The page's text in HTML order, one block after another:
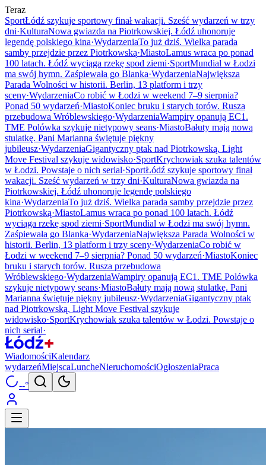
Teraz
SportŁódź szykuje sportowy finał wakacji. Sześć wydarzeń w trzy
dni·KulturaNowa gwiazda na Piotrkowskiej. Łódź uhonoruje
legendę polskiego kina·WydarzeniaTo już dziś. Wielka parada
samby przejdzie przez Piotrkowską·MiastoLamus wraca po ponad
100 latach. Łódź wyciąga rzekę spod ziemi·SportMundial w Łodzi
ma swój hymn. Zaśpiewała go Blanka·WydarzeniaNajwiększa
Parada Wolności w historii. Berlin, 13 platform i trzy
sceny·WydarzeniaCo robić w Łodzi w weekend 7–9 sierpnia?
Ponad 50 wydarzeń·MiastoKoniec bruku i starych torów. Rusza
przebudowa Wróblewskiego·WydarzeniaWampiry opanują EC1.
TME Polówka szykuje nietypowy seans·MiastoBałuty mają nową
stulatkę. Pani Marianna świętuje piękny
jubileusz·WydarzeniaGigantyczny ptak nad Piotrkowską. Light
Move Festival szykuje widowisko·SportKrychowiak szuka talentów
w Łodzi. Powstaje o nich serial·SportŁódź szykuje sportowy finał
wakacji. Sześć wydarzeń w trzy dni·KulturaNowa gwiazda na
Piotrkowskiej. Łódź uhonoruje legendę polskiego
kina·WydarzeniaTo już dziś. Wielka parada samby przejdzie przez
Piotrkowską·MiastoLamus wraca po ponad 100 latach. Łódź
wyciąga rzekę spod ziemi·SportMundial w Łodzi ma swój hymn.
Zaśpiewała go Blanka·WydarzeniaNajwiększa Parada Wolności w
historii. Berlin, 13 platform i trzy sceny·WydarzeniaCo robić w
Łodzi w weekend 7–9 sierpnia? Ponad 50 wydarzeń·MiastoKoniec
bruku i starych torów. Rusza przebudowa
Wróblewskiego·WydarzeniaWampiry opanują EC1. TME Polówka
szykuje nietypowy seans·MiastoBałuty mają nową stulatkę. Pani
Marianna świętuje piękny jubileusz·WydarzeniaGigantyczny ptak
nad Piotrkowską. Light Move Festival szykuje
widowisko·SportKrychowiak szuka talentów w Łodzi. Powstaje o
nich serial·
WiadomościKalendarz
wydarzeńMiejscaLuncheNieruchomościOgłoszeniaPraca
--°